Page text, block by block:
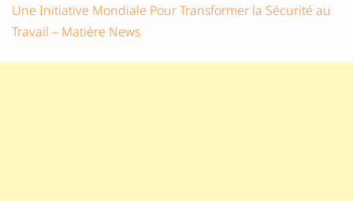
Une Initiative Mondiale Pour Transformer la Sécurité au
Travail – Matière News